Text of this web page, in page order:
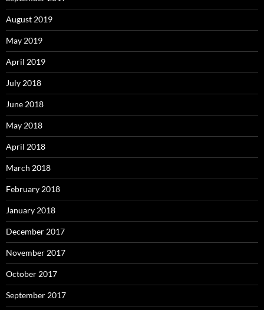
August 2019
May 2019
April 2019
July 2018
June 2018
May 2018
April 2018
March 2018
February 2018
January 2018
December 2017
November 2017
October 2017
September 2017